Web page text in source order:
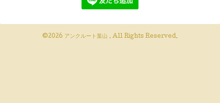
©2026 アンクルート葉山 . All Rights Reserved.